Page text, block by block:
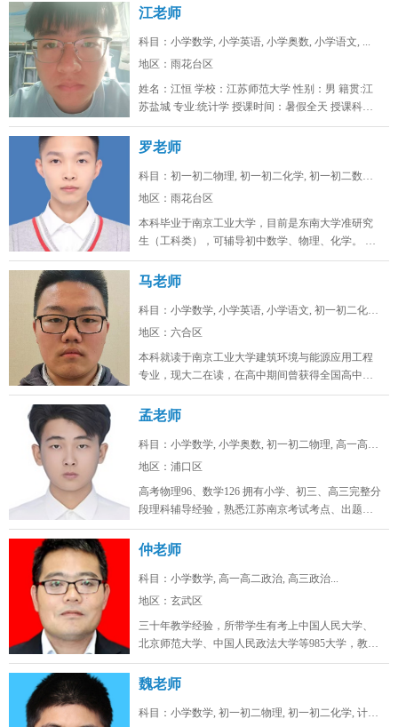
江老师
科目：小学数学, 小学英语, 小学奥数, 小学语文, ...
地区：雨花台区
姓名：江恒 学校：江苏师范大学 性别：男 籍贯:江
苏盐城 专业:统计学 授课时间：暑假全天 授课科
目：小学初...
罗老师
科目：初一初二物理, 初一初二化学, 初一初二数学, ...
地区：雨花台区
本科毕业于南京工业大学，目前是东南大学准研究
生（工科类），可辅导初中数学、物理、化学。 可
线上/线下，南京雨花台、浦口...
马老师
科目：小学数学, 小学英语, 小学语文, 初一初二化学...
地区：六合区
本科就读于南京工业大学建筑环境与能源应用工程
专业，现大二在读，在高中期间曾获得全国高中生
英语能力测评大赛省一，全国化学奥...
孟老师
科目：小学数学, 小学奥数, 初一初二物理, 高一高二...
地区：浦口区
高考物理96、数学126 拥有小学、初三、高三完整分
段理科辅导经验，熟悉江苏南京考试考点、出题思
路，擅长补差提分、五升...
仲老师
科目：小学数学, 高一高二政治, 高三政治...
地区：玄武区
三十年教学经验，所带学生有考上中国人民大学、
北京师范大学、中国人民政法大学等985大学，教学
态度认真，品德高尚。...
魏老师
科目：小学数学, 初一初二物理, 初一初二化学, 计算...